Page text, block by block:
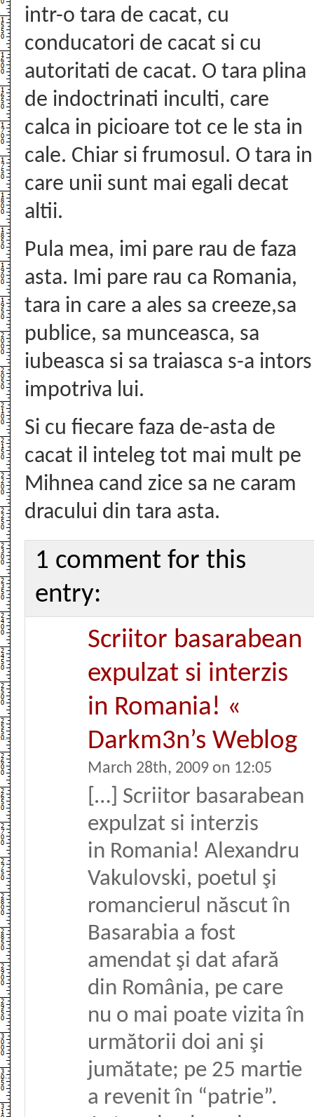
intr-o tara de cacat, cu
conducatori de cacat si cu
autoritati de cacat. O tara plina
de indoctrinati inculti, care
calca in picioare tot ce le sta in
cale. Chiar si frumosul. O tara in
care unii sunt mai egali decat
altii.
Pula mea, imi pare rau de faza
asta. Imi pare rau ca Romania,
tara in care a ales sa creeze,sa
publice, sa munceasca, sa
iubeasca si sa traiasca s-a intors
impotriva lui.
Si cu fiecare faza de-asta de
cacat il inteleg tot mai mult pe
Mihnea cand zice sa ne caram
dracului din tara asta.
1 comment for this
entry:
Scriitor basarabean
expulzat si interzis
in Romania! «
Darkm3n’s Weblog
March 28th, 2009 on 12:05
[…] Scriitor basarabean
expulzat si interzis
in Romania! Alexandru
Vakulovski, poetul şi
romancierul născut în
Basarabia a fost
amendat şi dat afară
din România, pe care
nu o mai poate vizita în
următorii doi ani şi
jumătate; pe 25 martie
a revenit în “patrie”.